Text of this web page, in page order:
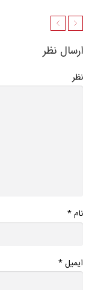
ارسال نظر
نظر
نام*
ایمیل*